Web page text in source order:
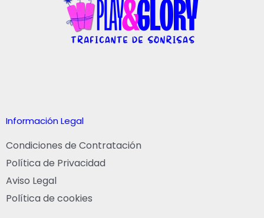
Información Legal
Condiciones de Contratación
Política de Privacidad
Aviso Legal
Política de cookies